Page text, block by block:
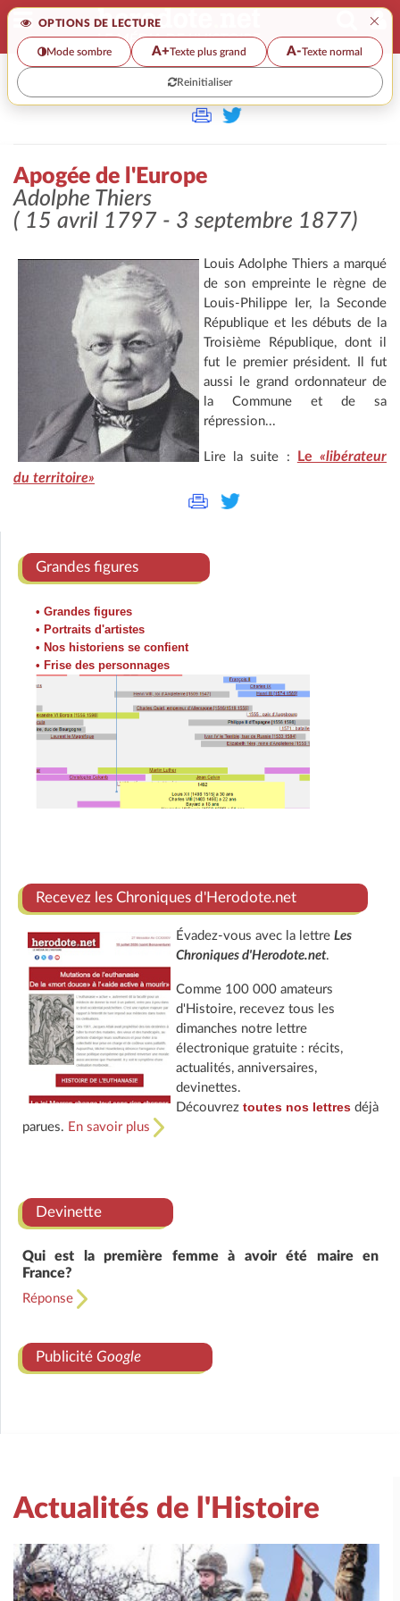
OPTIONS DE LECTURE ×
Mode sombre A+Texte plus grand A-Texte normal
Reinitialiser
>>
Apogée de l'Europe
Adolphe Thiers
( 15 avril 1797 - 3 septembre 1877)
Louis Adolphe Thiers a marqué
de son empreinte le règne de
Louis-Philippe Ier, la Seconde
République et les débuts de la
Troisième République, dont il
fut le premier président. Il fut
aussi le grand ordonnateur de
la Commune et de sa
répression...
Lire la suite : Le«libérateur
du territoire»
Grandes figures
• Grandes figures
• Portraits d'artistes
• Nos historiens se confient
• Frise des personnages
Recevez les Chroniques d'Herodote.net
Évadez-vous avec la lettre Les
Chroniques d'Herodote.net.
Comme 100 000 amateurs
d'Histoire, recevez tous les
dimanches notre lettre
électronique gratuite : récits,
actualités, anniversaires,
devinettes.
Découvrez toutes nos lettresdéjà
parues. En savoir plus
Devinette
Qui est la première femme à avoir été maire en
France?
Réponse
Publicité Google
Actualités de l'Histoire